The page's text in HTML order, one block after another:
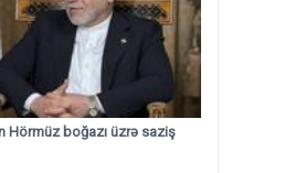
Hörmüz boğazı üzrə saziş